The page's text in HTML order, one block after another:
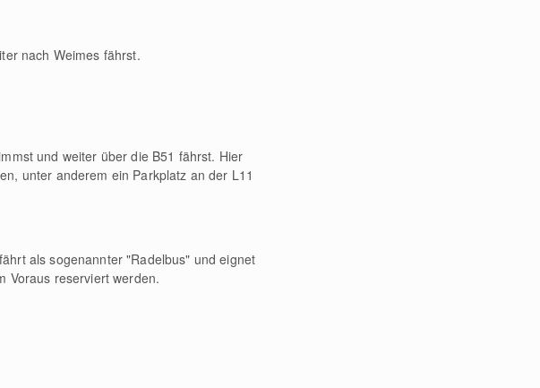
nach Weimes fährst.
und weiter über die B51 fährst. Hier
unter anderem ein Parkplatz an der L11
als sogenannter "Radelbus" und eignet
Voraus reserviert werden.